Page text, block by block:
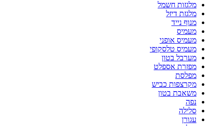
מלגזות חשמל
מלגזת דיזל
מנוף נייד
מעמיס
מעמיס אופני
מעמיס טלסקופי
מערבל בטון
מפזרת אספלט
מפלסת
מקרצפות כביש
משאבת בטון
נפה
סלילה
עגורן